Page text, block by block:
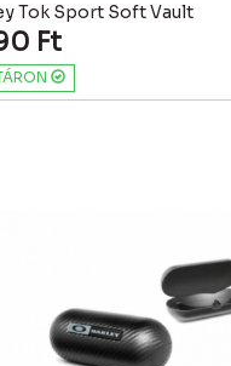
Tok Sport Soft Vault
Ft